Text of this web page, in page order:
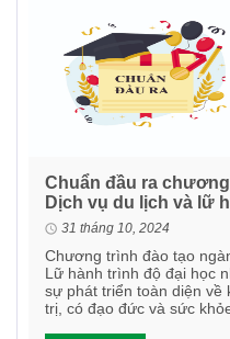
Chuẩn đầu ra
Dịch vụ du lịch và lữ
31 tháng 10, 2024
Chương trình đào tạo
Lữ hành trình độ đại học
sự phát triển toàn diện về
trị, có đạo đức và sức khỏe